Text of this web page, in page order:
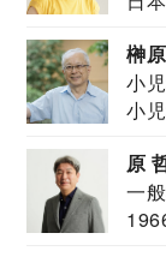
榊
小
小
原
一